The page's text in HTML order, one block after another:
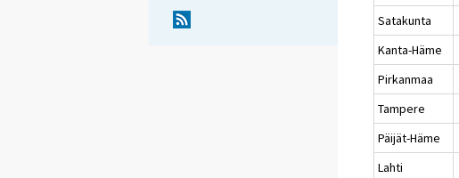
Satakunta
Kanta-Häme
Pirkanmaa
Tampere
Päijät-Häme
Lahti